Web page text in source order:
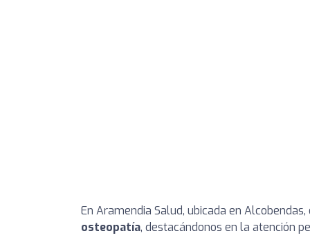
En Aramendia Salud, ubicada en
osteopatía, destacándonos en la atención